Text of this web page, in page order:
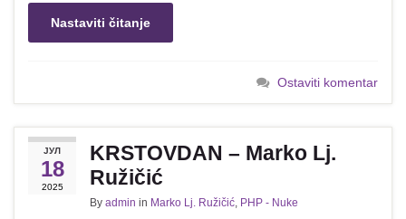
Nastaviti čitanje
Ostaviti komentar
ЈУЛ
18
2025
KRSTOVDAN – Marko Lj.
Ružičić
By admin in Marko Lj. Ružičić, PHP - Nuke